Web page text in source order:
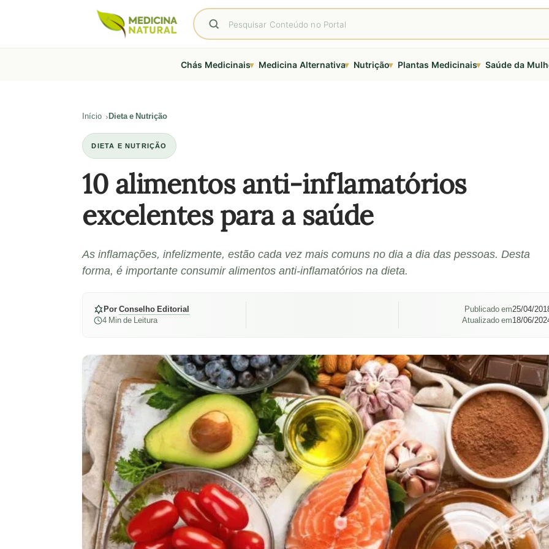
Chás Medicinais▾ Medicina Alternativa▾ Nutrição▾ Plantas Medicinais▾ Saúde da
Início Dieta e Nutrição
DIETA E NUTRIÇÃO
10 alimentos anti-inflamatórios
excelentes para a saúde
As inflamações, infelizmente, estão cada vez mais comuns no dia a dia das pessoas. Desta
forma, é importante consumir alimentos anti-inflamatórios na dieta.
PorConselho Editorial
4 Min de Leitura
Publicado em25/04/
Atualizado em18/06/